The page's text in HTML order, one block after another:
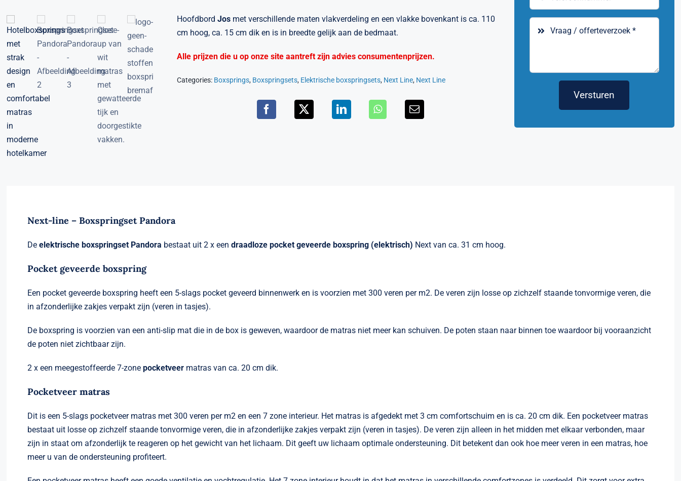
HoofdbordJos met verschillende maten vlakverdeling en een vlakke bovenkant is ca. 110
cm hoog, ca. 15 cm dik en is in breedte gelijk aan de bedmaat.
Alle prijzen die u op onze site aantreft zijn advies consumentenprijzen.
Categories: Boxsprings, Boxspringsets, Elektrische boxspringsets, Next Line, Next Line
Versturen
Next-line – Boxspringset Pandora
De elektrische boxspringset Pandora bestaat uit 2 x eendraadloze pocket geveerde boxspring (elektrisch) Next van ca. 31 cm hoog.
Pocket geveerde boxspring
Een pocket geveerde boxspring heeft een 5-slags pocket geveerd binnenwerk en is voorzien met 300 veren per m2. De veren zijn losse op zichzelf staande tonvormige veren, die
in afzonderlijke zakjes verpakt zijn (veren in tasjes).
De boxspring is voorzien van een anti-slip mat die in de box is geweven, waardoor de matras niet meer kan schuiven. De poten staan naar binnen toe waardoor bij vooraanzicht
de poten niet zichtbaar zijn.
2 x een meegestoffeerde 7-zonepocketveer matras van ca. 20 cm dik.
Pocketveer matras
Dit is een 5-slags pocketveer matras met 300 veren per m2 en een 7 zone interieur. Het matras is afgedekt met 3 cm comfortschuim en is ca. 20 cm dik. Een pocketveer matras
bestaat uit losse op zichzelf staande tonvormige veren, die in afzonderlijke zakjes verpakt zijn (veren in tasjes). De veren zijn alleen in het midden met elkaar verbonden, maar
zijn in staat om afzonderlijk te reageren op het gewicht van het lichaam. Dit geeft uw lichaam optimale ondersteuning. Dit betekent dan ook hoe meer veren in een matras, hoe
meer u van de ondersteuning profiteert.